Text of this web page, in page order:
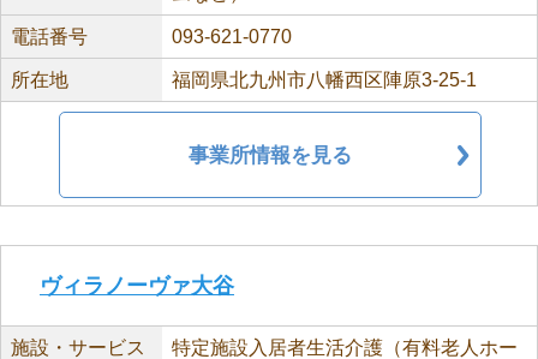
電話番号 093-621-0770
所在地 福岡県北九州市八幡西区陣原3-25-1
事業所情報を見る
ヴィラノーヴァ大谷
施設・サービス
特定施設入居者生活介護（有料老人ホー